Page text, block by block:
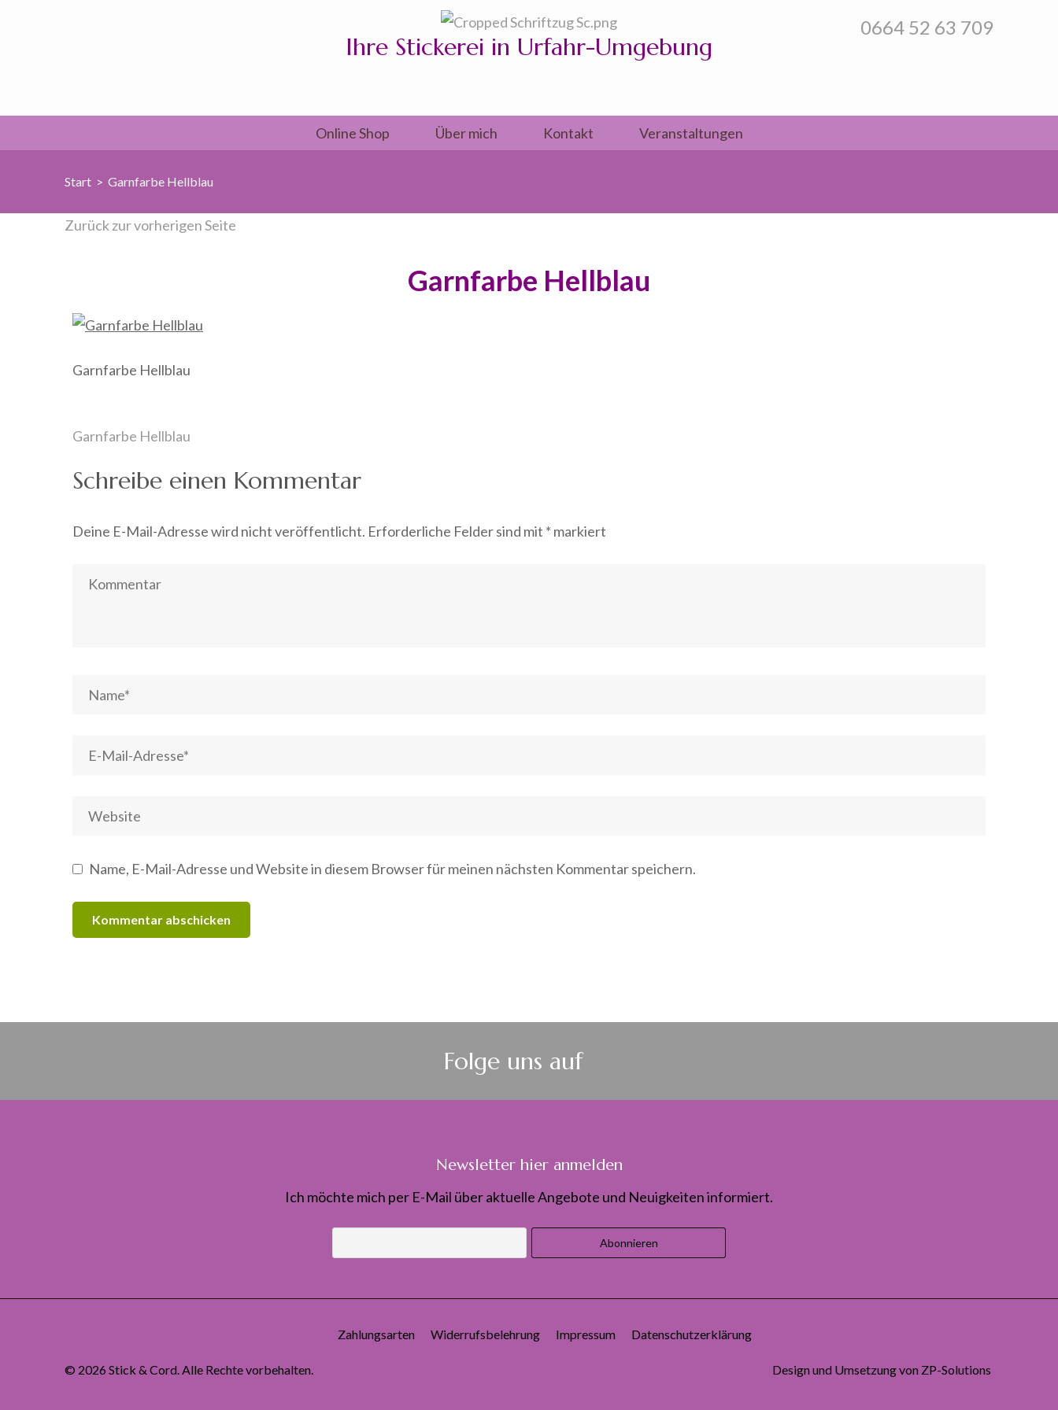
0664 52 63 709
Ihre Stickerei in Urfahr-Umgebung
Online Shop Über mich Kontakt Veranstaltungen
Start > Garnfarbe Hellblau
Zurück zur vorherigen Seite
Garnfarbe Hellblau
Garnfarbe Hellblau
Beitragsnavigation
Garnfarbe Hellblau
Schreibe einen Kommentar
Deine E-Mail-Adresse wird nicht veröffentlicht. Erforderliche Felder sind mit * markiert
Name, E-Mail-Adresse und Website in diesem Browser für meinen nächsten Kommentar speichern.
Folge uns auf
Newsletter hier anmelden
Ich möchte mich per E-Mail über aktuelle Angebote und Neuigkeiten informiert.
Zahlungsarten Widerrufsbelehrung Impressum Datenschutzerklärung
© 2026 Stick & Cord . Alle Rechte vorbehalten. Design und Umsetzung von ZP-Solutions